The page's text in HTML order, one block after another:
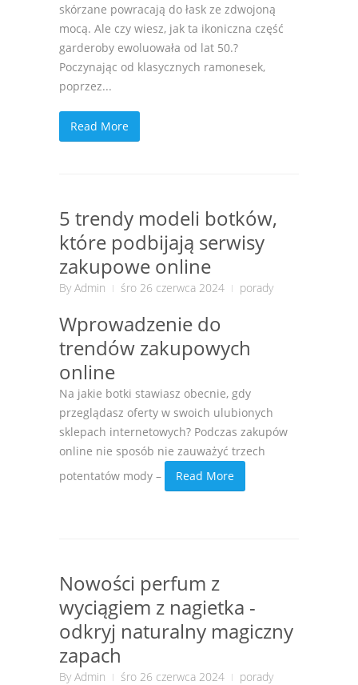
skórzane powracają do łask ze zdwojoną
mocą. Ale czy wiesz, jak ta ikoniczna część
garderoby ewoluowała od lat 50.?
Poczynając od klasycznych ramonesek,
poprzez...
Read More
5 trendy modeli botków,
które podbijają serwisy
zakupowe online
ByAdmin śro 26 czerwca 2024 porady
Wprowadzenie do
trendów zakupowych
online
Na jakie botki stawiasz obecnie, gdy
przeglądasz oferty w swoich ulubionych
sklepach internetowych? Podczas zakupów
online nie sposób nie zauważyć trzech
potentatów mody –
Read More
Nowości perfum z
wyciągiem z nagietka -
odkryj naturalny magiczny
zapach
ByAdmin śro 26 czerwca 2024 porady